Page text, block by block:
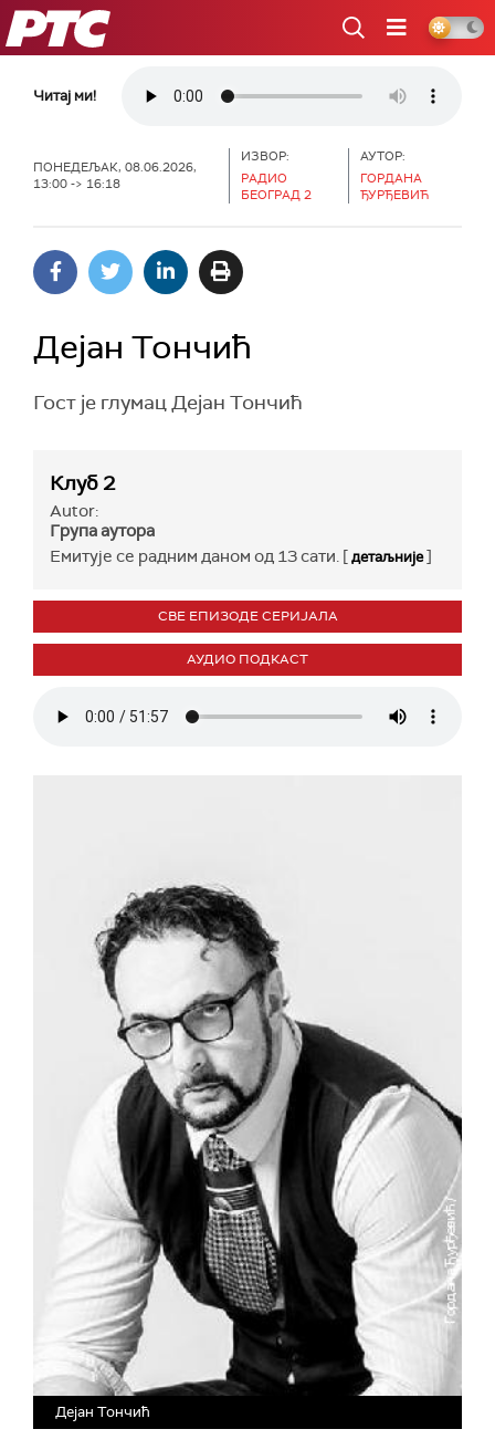
РТС
Читај ми!
ПОНЕДЕЉАК, 08.06.2026,
13:00 -> 16:18
ИЗВОР:
РАДИО
БЕОГРАД 2
АУТОР:
ГОРДАНА
ЂУРЂЕВИЋ
Дејан Тончић
Гост је глумац Дејан Тончић
Клуб 2
Autor:
Група аутора
Емитује се радним даном од 13 сати. [детаљније]
СВЕ ЕПИЗОДЕ СЕРИЈАЛА
АУДИО ПОДКАСТ
Дејан Тончић